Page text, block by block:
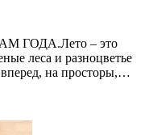
ГОДА.Лето – это
леса и разноцветье
вперед, на просторы,…